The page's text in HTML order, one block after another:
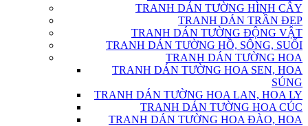
TRANH DÁN TƯỜNG HÌNH CÂY
TRANH DÁN TRẦN ĐẸP
TRANH DÁN TƯỜNG ĐỘNG VẬT
TRANH DÁN TƯỜNG HỒ, SÔNG, SUỐI
TRANH DÁN TƯỜNG HOA
TRANH DÁN TƯỜNG HOA SEN, HOA
SÚNG
TRANH DÁN TƯỜNG HOA LAN, HOA LY
TRANH DÁN TƯỜNG HOA CÚC
TRANH DÁN TƯỜNG HOA ĐÀO, HOA